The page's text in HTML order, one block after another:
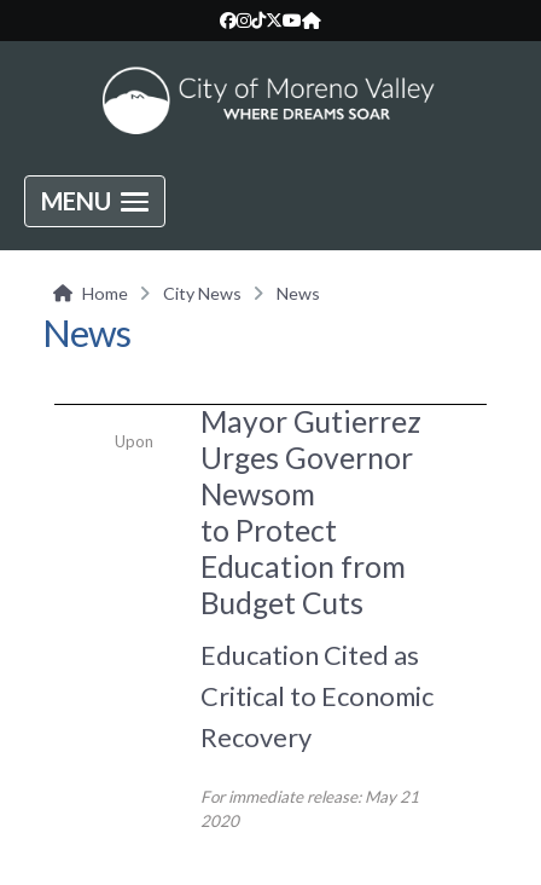
MENU
Home City News News
News
Mayor Gutierrez
Urges Governor
Newsom
to Protect
Education from
Budget Cuts
Education Cited as
Critical to Economic
Recovery
For immediate release: May 21
2020
Upon